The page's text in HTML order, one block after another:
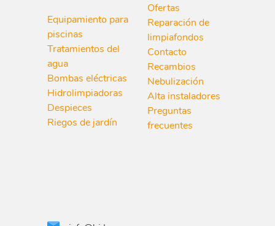
Equipamiento para
piscinas
Tratamientos del
agua
Bombas eléctricas
Hidrolimpiadoras
Despieces
Riegos de jardín
Ofertas
Reparación de
limpiafondos
Contacto
Recambios
Nebulización
Alta instaladores
Preguntas
frecuentes